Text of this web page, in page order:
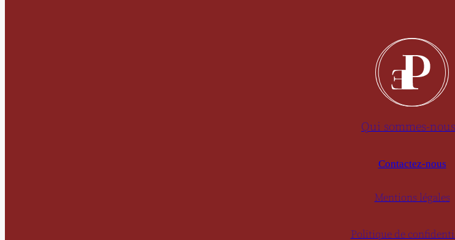
Qui sommes-
Contactez-nous
Mentions légales
Politique de